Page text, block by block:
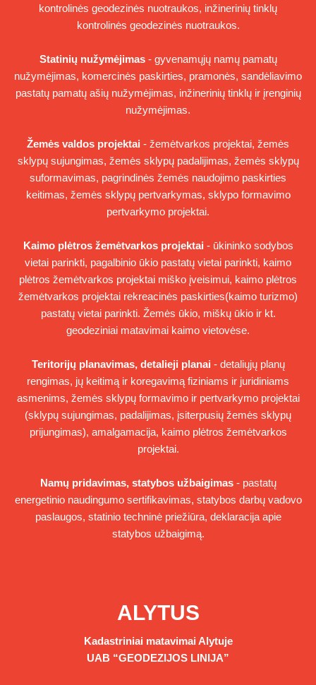
kontrolinės geodezinės nuotraukos, inžinerinių tinklų
kontrolinės geodezinės nuotraukos.
Statinių nužymėjimas- gyvenamųjų namų pamatų
nužymėjimas, komercinės paskirties, pramonės, sandėliavimo
pastatų pamatų ašių nužymėjimas, inžinerinių tinklų ir įrenginių
nužymėjimas.
Žemės valdos projektai - žemėtvarkos projektai, žemės
sklypų sujungimas, žemės sklypų padalijimas, žemės sklypų
suformavimas, pagrindinės žemės naudojimo paskirties
keitimas, žemės sklypų pertvarkymas, sklypo formavimo
pertvarkymo projektai.
Kaimo plėtros žemėtvarkos projektai - ūkininko sodybos
vietai parinkti, pagalbinio ūkio pastatų vietai parinkti, kaimo
plėtros žemėtvarkos projektai miško įveisimui, kaimo plėtros
žemėtvarkos projektai rekreacinės paskirties(kaimo turizmo)
pastatų vietai parinkti. Žemės ūkio, miškų ūkio ir kt.
geodeziniai matavimai kaimo vietovėse.
Teritorijų planavimas, detalieji planai - detaliųjų planų
rengimas, jų keitimą ir koregavimą fiziniams ir juridiniams
asmenims, žemės sklypų formavimo ir pertvarkymo projektai
(sklypų sujungimas, padalijimas, įsiterpusių žemės sklypų
prijungimas), amalgamacija, kaimo plėtros žemėtvarkos
projektai.
Namų pridavimas, statybos užbaigimas- pastatų
energetinio naudingumo sertifikavimas, statybos darbų vadovo
paslaugos, statinio techninė priežiūra, deklaracija apie
statybos užbaigimą.
ALYTUS
Kadastriniai matavimai Alytuje
UAB “GEODEZIJOS LINIJA”